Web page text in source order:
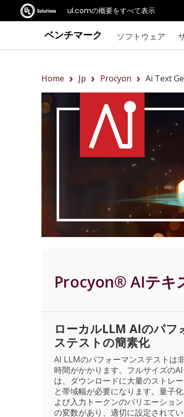
ul.comの概要をすべて表示
ベンチマーク ソフトウェア
Home Jp Procyon Ai Text
Procyon® AIテキ
ローカルLLM AIのパフ
ステストの簡素化
AI LLMのパフォーマンステストは
時間がかかります。フルサイズの
は、ダウンロードに大量のストレ
と帯域幅が必要になります。量子
よび入力トークンのバリエーショ
の変数があり、適切に設定されて